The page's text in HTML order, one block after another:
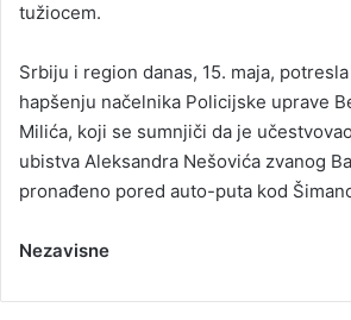
tužiocem.
Srbiju i region danas, 15. maja,
hapšenju načelnika Policijske uprave
Milića, koji se sumnjiči da je
ubistva Aleksandra Nešovića zvanog
pronađeno pored auto-puta kod
Nezavisne